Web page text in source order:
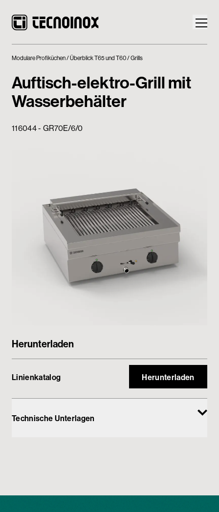
Produkte
Die Welt von Tecnoinox
Kontakt
Passwortgeschützter Bereich
Modulare Profiküchen Überblick T65 und T60 Grills
Auftisch-elektro-Grill mit
Wasserbehälter
116044 - GR70E/6/0
Herunterladen
Linienkatalog Herunterladen
Technische Unterlagen